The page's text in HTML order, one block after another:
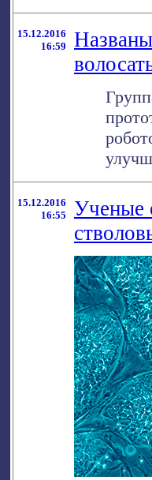
15.12.2016
16:59
15.12.2016
16:55
Ученые